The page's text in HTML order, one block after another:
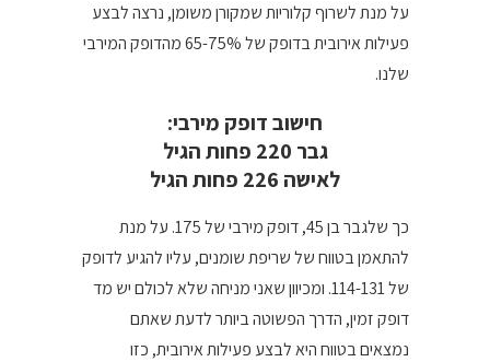
על מנת לשרוף קלוריות שמקורן משומן, נרצה לבצע
פעילות אירובית בדופק של 65-75% מהדופק המירבי
שלנו.
חישוב דופק מירבי:
גבר 220 פחות הגיל
לאישה 226 פחות הגיל
כך שלגבר בן 45, דופק מירבי של 175. על מנת
להתאמן בטווח של שריפת שומנים, עליו להגיע לדופק
של 114-131. ומכיוון שאני מניחה שלא לכולם יש מד
דופק זמין, הדרך הפשוטה ביותר לדעת שאתם
נמצאים בטווח היא לבצע פעילות אירובית, כזו